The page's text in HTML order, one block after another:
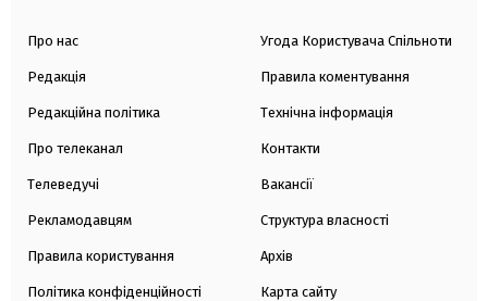
Про нас
Редакція
Редакційна політика
Про телеканал
Телеведучі
Рекламодавцям
Правила користування
Політика конфіденційності
Угода Користувача Спільноти
Правила коментування
Технічна інформація
Контакти
Вакансії
Структура власності
Архів
Карта сайту